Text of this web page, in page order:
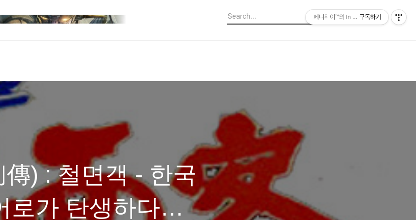
) : 철면객 - 한국
로가 탄생하다
페니웨이™의 In This Film
구독하기